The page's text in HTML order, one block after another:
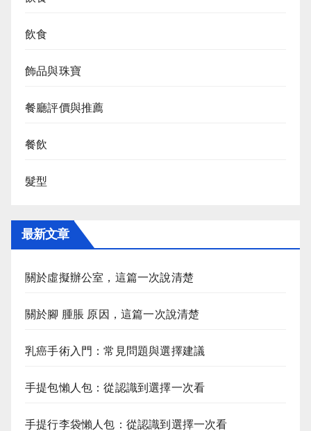
飲食
飾品與珠寶
餐廳評價與推薦
餐飲
髮型
最新文章
關於虛擬辦公室，這篇一次說清楚
關於腳 腫脹 原因，這篇一次說清楚
乳癌手術入門：常見問題與選擇建議
手提包懶人包：從認識到選擇一次看
手提行李袋懶人包：從認識到選擇一次看